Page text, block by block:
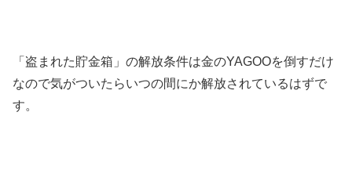
「盗まれた貯金箱」の解放条件は金のYAGOOを倒すだけ
なので気がついたらいつの間にか解放されているはずで
す。